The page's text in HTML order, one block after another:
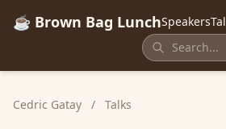
☕ Brown Bag LunchSpeakers
Cedric Gatay / Talks